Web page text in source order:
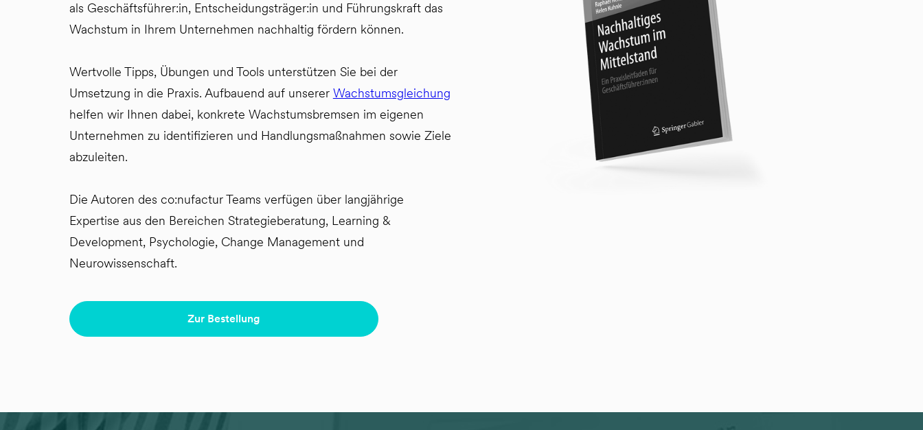
als Geschäftsführer:in, Entscheidungsträger:in und Führungskraft das
Wachstum in Ihrem Unternehmen nachhaltig fördern können.
Wertvolle Tipps, Übungen und Tools unterstützen Sie bei der
Umsetzung in die Praxis. Aufbauend auf unserer Wachstumsgleichung
helfen wir Ihnen dabei, konkrete Wachstumsbremsen im eigenen
Unternehmen zu identifizieren und Handlungsmaßnahmen sowie Ziele
abzuleiten.
Die Autoren des co:nufactur Teams verfügen über langjährige
Expertise aus den Bereichen Strategieberatung, Learning &
Development, Psychologie, Change Management und
Neurowissenschaft.
Zur Bestellung